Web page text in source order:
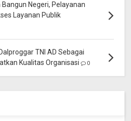
Negeri, Pelayanan
Layanan Publik
TNI AD Sebagai
Kualitas Organisasi
0